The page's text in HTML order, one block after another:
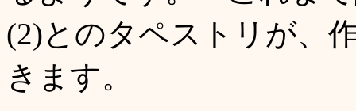
(2)とのタペストリが、
きます。